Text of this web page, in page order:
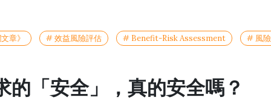
章》 # 效益風險評估 # Benefit-Risk Assessment # 風
「安全」，真的安全嗎？